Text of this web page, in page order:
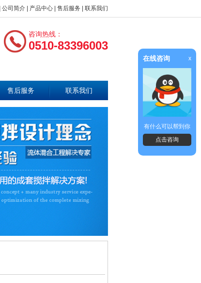
公司简介 产品中心 售后服务 联系我们
咨询热线：
0510-83396003
售后服务 联系我们
在线咨询 x
有什么可以帮到你
点击咨询